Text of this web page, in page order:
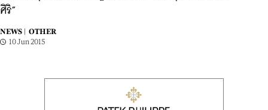
ศิริ”
NEWS |
OTHER
10 Jun 2015